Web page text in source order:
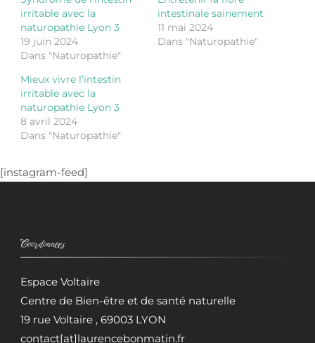
irritable avec la
naturopathie Lyon 3
19 juin 2024
Dans "Naturopathie"
intestinale sainement
11 mai 2024
Dans "Naturopathie"
Mieux vivre l’intestin
irritable avec la
naturopathie Lyon 3
8 avril 2024
Dans "Naturopathie"
[instagram-feed]
Coordonnées
Espace Voltaire
Centre de Bien-être et de santé naturelle
19 rue Voltaire , 69003 LYON
contact[at]laurencebonmatin.fr